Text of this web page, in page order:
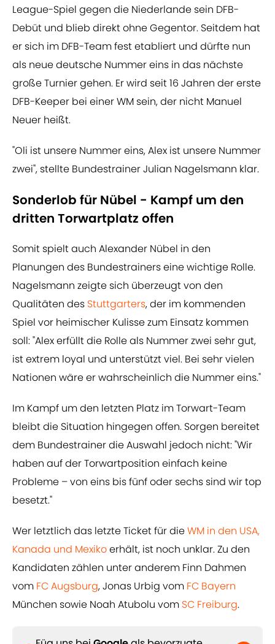
League-Spiel gegen die Niederlande sein DFB-
Debüt und blieb direkt ohne Gegentor. Seitdem hat
er sich im DFB-Team fest etabliert und dürfte nun
als neue deutsche Nummer eins in das nächste
große Turnier gehen. Er wird seit 16 Jahren der erste
DFB-Keeper bei einer WM sein, der nicht Manuel
Neuer heißt.
"Oli ist unsere Nummer eins, Alex ist unsere Nummer
zwei", stellte Bundestrainer Julian Nagelsmann klar.
Sonderlob für Nübel - Kampf um den
dritten Torwartplatz offen
Somit spielt auch Alexander Nübel in den
Planungen des Bundestrainers eine wichtige Rolle.
Nagelsmann zeigte sich überzeugt von den
Qualitäten des Stuttgarters, der im kommenden
Spiel vor heimischer Kulisse zum Einsatz kommen
soll: "Alex erfüllt die Rolle als Nummer zwei sehr gut,
ist extrem loyal und unterstützt viel. Bei sehr vielen
Nationen wäre er wahrscheinlich die Nummer eins."
Im Kampf um den letzten Platz im Torwart-Team
bleibt die Situation hingegen offen. Sorgen bereitet
dem Bundestrainer die Auswahl jedoch nicht: "Wir
haben auf der Torwartposition einfach keine
Probleme – von eins bis fünf oder sechs sind wir top
besetzt."
Wer letztlich das letzte Ticket für dieWM in den USA,
Kanada und Mexikoerhält, ist noch unklar. Zu den
Kandidaten zählen unter anderem Finn Dahmen
vom FC Augsburg, Jonas Urbig vom FC Bayern
München sowie Noah Atubolu vom SC Freiburg.